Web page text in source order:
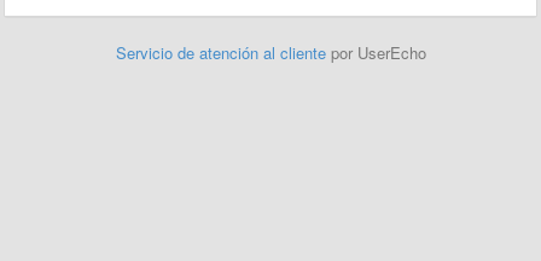
Servicio de atención al cliente por UserEcho